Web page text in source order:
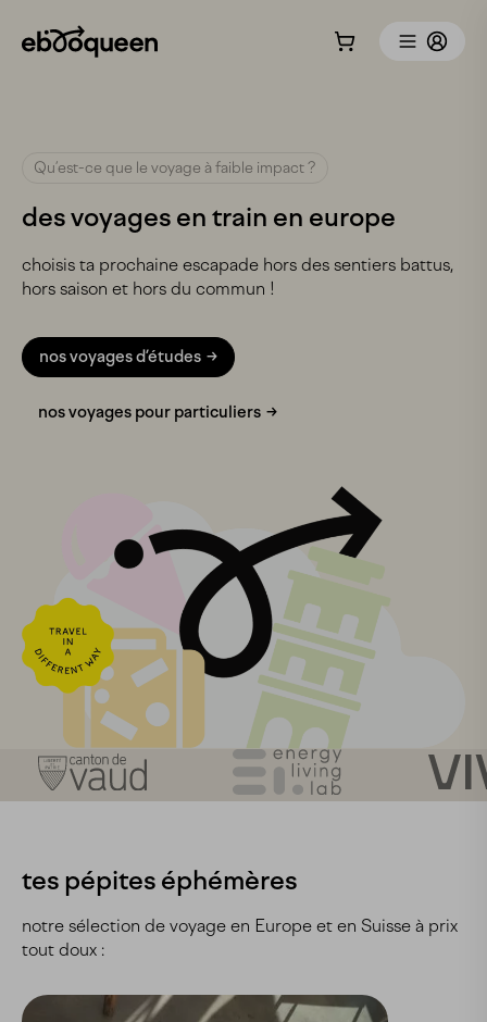
Qu’est-ce que le voyage à faible impact ?
des voyages en train en europe
choisis ta prochaine escapade hors des sentiers battus,
hors saison et hors du commun !
nos voyages d’études
nos voyages pour particuliers
tes pépites éphémères
notre sélection de voyage en Europe et en Suisse à prix
tout doux :